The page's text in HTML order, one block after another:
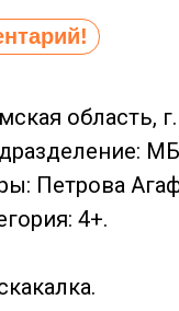
область,
Петрова
4+.